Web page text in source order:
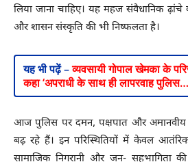
लिया जाना चाहिए। यह महज संवैधानिक ढ़ांचे
और शासन संस्कृति की भी निष्फलता है।
यह भी पढ़ें –व्यवसायी गोपाल खेमका के
कहा ‘अपराधी के साथ ही लापरवाह
आज पुलिस पर दमन, पक्षपात और अमानवीय
बढ़ रहे हैं। इन परिस्थितियों में केवल
सामाजिक निगरानी और जन- सहभागिता